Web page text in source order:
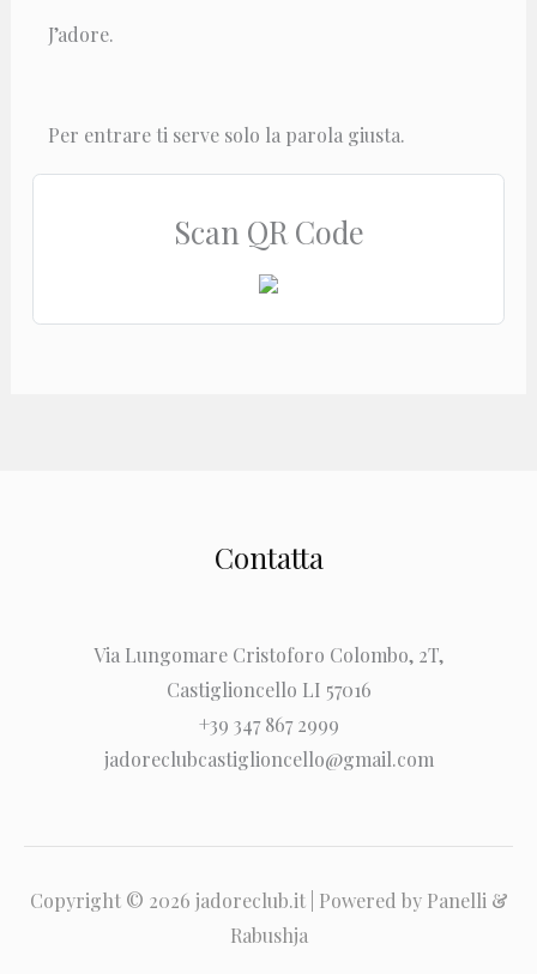
J’adore.
Per entrare ti serve solo la parola giusta.
Scan QR Code
Contatta
Via Lungomare Cristoforo Colombo, 2T,
Castiglioncello LI 57016
+39 347 867 2999
jadoreclubcastiglioncello@gmail.com
Copyright © 2026 jadoreclub.it | Powered by Panelli &
Rabushja